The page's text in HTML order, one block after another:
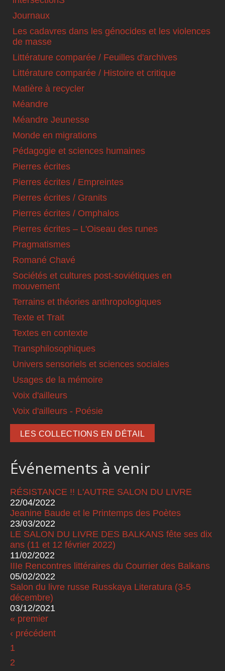
Journaux
Les cadavres dans les génocides et les violences
de masse
Littérature comparée / Feuilles d'archives
Littérature comparée / Histoire et critique
Matière à recycler
Méandre
Méandre Jeunesse
Monde en migrations
Pédagogie et sciences humaines
Pierres écrites
Pierres écrites / Empreintes
Pierres écrites / Granits
Pierres écrites / Omphalos
Pierres écrites – L'Oiseau des runes
Pragmatismes
Romané Chavé
Sociétés et cultures post-soviétiques en
mouvement
Terrains et théories anthropologiques
Texte et Trait
Textes en contexte
Transphilosophiques
Univers sensoriels et sciences sociales
Usages de la mémoire
Voix d'ailleurs
Voix d'ailleurs - Poésie
LES COLLECTIONS EN DÉTAIL
Événements à venir
RÉSISTANCE !! L'AUTRE SALON DU LIVRE
22/04/2022
Jeanine Baude et le Printemps des Poètes
23/03/2022
LE SALON DU LIVRE DES BALKANS fête ses dix
ans (11 et 12 février 2022)
11/02/2022
IIIe Rencontres littéraires du Courrier des Balkans
05/02/2022
Salon du livre russe Russkaya Literatura (3-5
décembre)
03/12/2021
Pages
« premier
‹ précédent
1
2